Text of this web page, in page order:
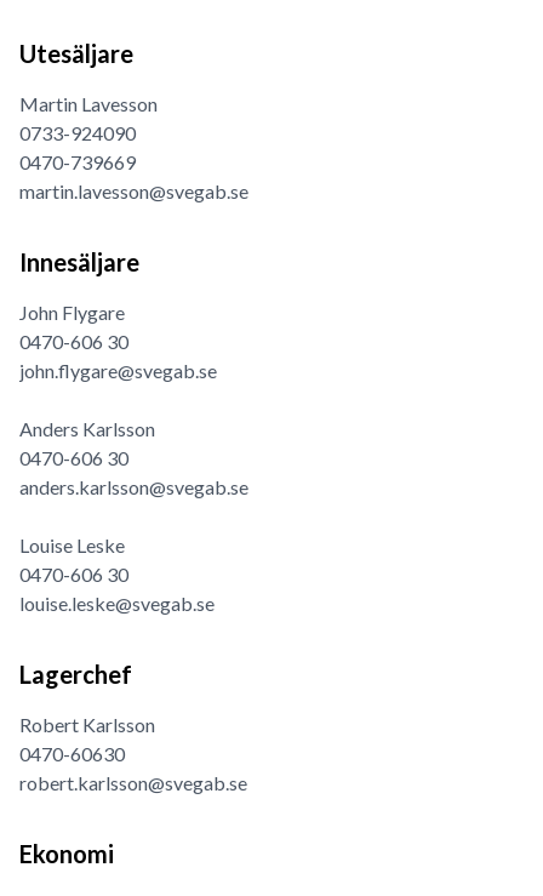
Utesäljare
Martin Lavesson
0733-924090
0470-739669
martin.lavesson@svegab.se
Innesäljare
John Flygare
0470-606 30
john.flygare@svegab.se
Anders Karlsson
0470-606 30
anders.karlsson@svegab.se
Louise Leske
0470-606 30
louise.leske@svegab.se
Lagerchef
Robert Karlsson
0470-60630
robert.karlsson@svegab.se
Ekonomi